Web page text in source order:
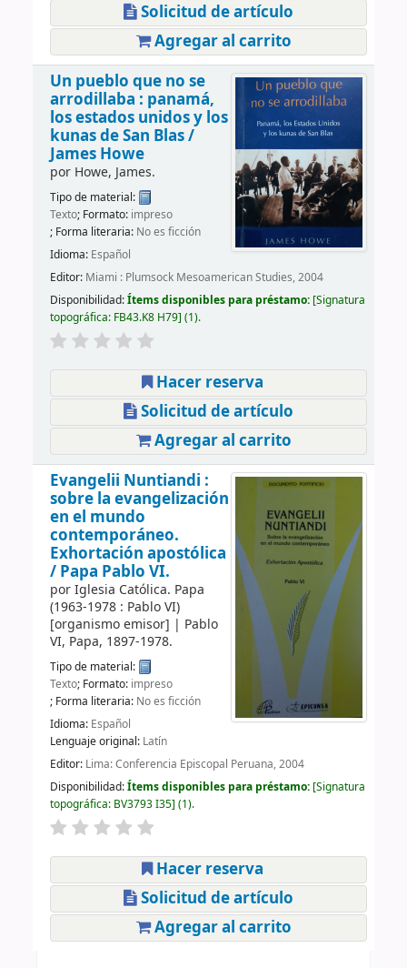
Solicitud de artículo
Agregar al carrito
Un pueblo que no se
arrodillaba : panamá,
los estados unidos y los
kunas de San Blas /
James Howe
por Howe, James.
Tipo de material:
Texto; Formato: impreso
; Forma literaria: No es ficción
Idioma: Español
Editor: Miami : Plumsock Mesoamerican Studies, 2004
Disponibilidad:Ítems disponibles para préstamo: Signatura
topográfica: FB43.K8 H79 (1).
Hacer reserva
Solicitud de artículo
Agregar al carrito
Evangelii Nuntiandi :
sobre la evangelización
en el mundo
contemporáneo.
Exhortación apostólica
/ Papa Pablo VI.
porIglesia Católica. Papa
(1963-1978 : Pablo VI)
[organismo emisor] | Pablo
VI, Papa, 1897-1978.
Tipo de material:
Texto; Formato: impreso
; Forma literaria: No es ficción
Idioma: Español
Lenguaje original: Latín
Editor: Lima: Conferencia Episcopal Peruana, 2004
Disponibilidad:Ítems disponibles para préstamo: Signatura
topográfica: BV3793 I35 (1).
Hacer reserva
Solicitud de artículo
Agregar al carrito